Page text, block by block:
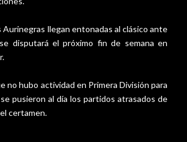
Aurinegras llegan entonadas al clásico ante
disputará el próximo fin de semana en
no hubo actividad en Primera División para
pusieron al día los partidos atrasados de
certamen.